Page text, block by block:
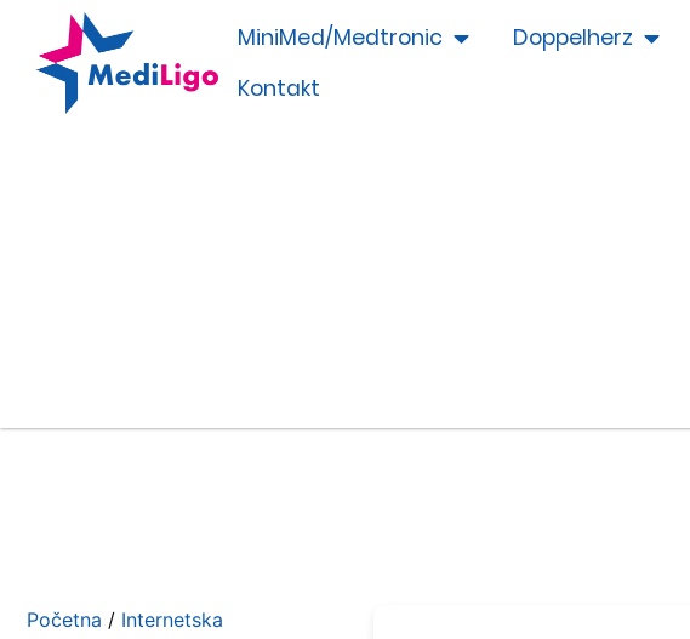
MiniMed/Medtronic Doppelherz
Kontakt
Početna / Internetska